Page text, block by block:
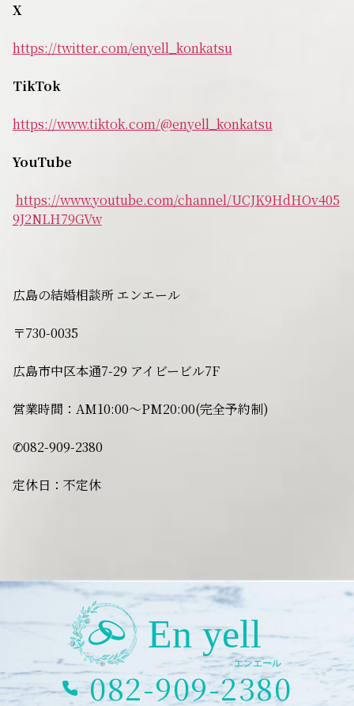
X
https://twitter.com/enyell_konkatsu
TikTok
https://www.tiktok.com/@enyell_konkatsu
YouTube
https://www.youtube.com/channel/UCJK9HdHOv405
9J2NLH79GVw
広島の結婚相談所 エンエール
〒730-0035
広島市中区本通7-29 アイビービル7F
営業時間：AM10:00〜PM20:00(完全予約制)
✆082-909-2380
定休日：不定休
082-909-2380